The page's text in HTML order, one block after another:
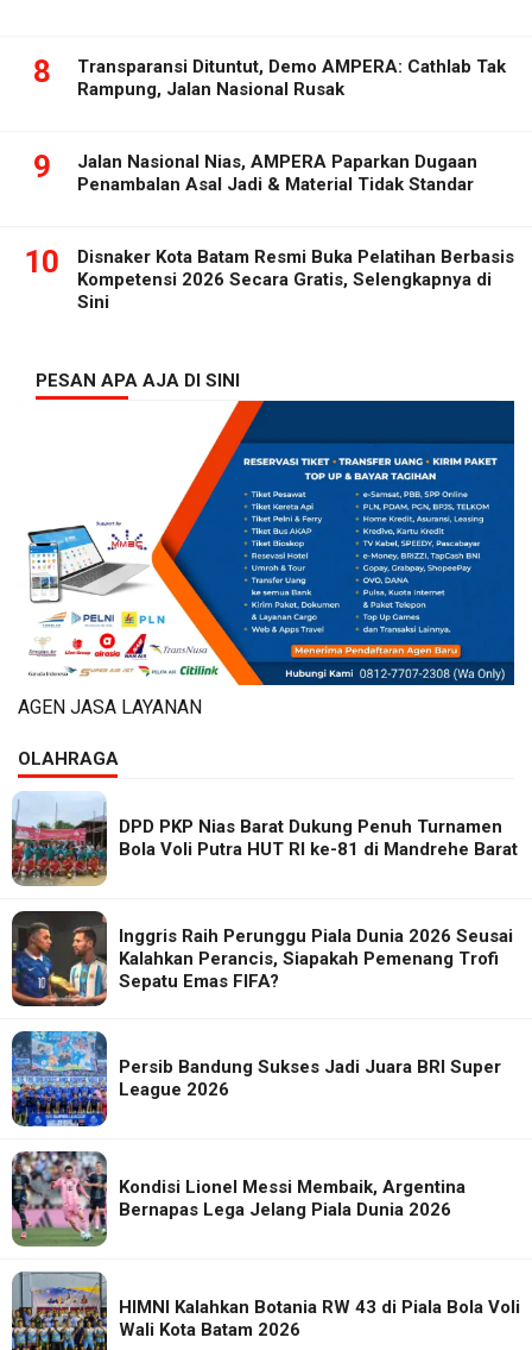
8
Transparansi Dituntut, Demo AMPERA: Cathlab Tak
Rampung, Jalan Nasional Rusak
9
Jalan Nasional Nias, AMPERA Paparkan Dugaan
Penambalan Asal Jadi & Material Tidak Standar
10
Disnaker Kota Batam Resmi Buka Pelatihan Berbasis
Kompetensi 2026 Secara Gratis, Selengkapnya di
Sini
PESAN APA AJA DI SINI
AGEN JASA LAYANAN
OLAHRAGA
DPD PKP Nias Barat Dukung Penuh Turnamen
Bola Voli Putra HUT RI ke-81 di Mandrehe Barat
Inggris Raih Perunggu Piala Dunia 2026 Seusai
Kalahkan Perancis, Siapakah Pemenang Trofi
Sepatu Emas FIFA?
Persib Bandung Sukses Jadi Juara BRI Super
League 2026
Kondisi Lionel Messi Membaik, Argentina
Bernapas Lega Jelang Piala Dunia 2026
HIMNI Kalahkan Botania RW 43 di Piala Bola Voli
Wali Kota Batam 2026